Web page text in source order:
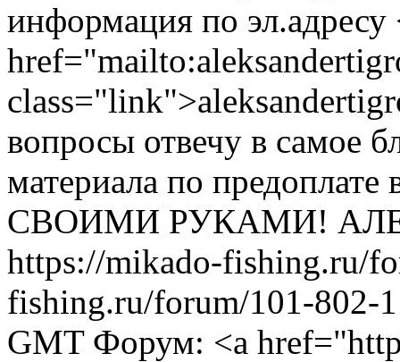
информация по эл.адресу
href="mailto:
class="link">
вопросы отвечу в самое
материала по предоплате
СВОИМИ РУКАМИ!
https://mikado-fishing.ru/
fishing.ru/forum/101-802-
GMT Форум: <a